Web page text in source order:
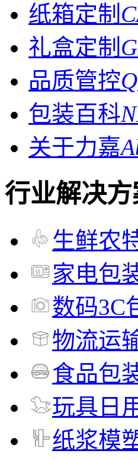
纸箱定制
礼盒定制
品质管控
包装百科
关于力嘉
行业解决方
生鲜农
家电包
数码3C
物流运
食品包
玩具日
纸浆模